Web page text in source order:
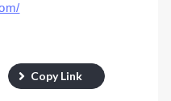
Copy Link